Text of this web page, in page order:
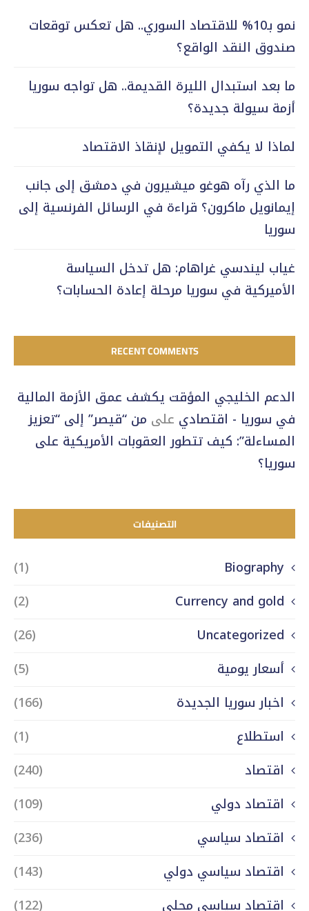
نمو بـ10% للاقتصاد السوري.. هل تعكس توقعات
صندوق النقد الواقع؟
ما بعد استبدال الليرة القديمة.. هل تواجه سوريا
أزمة سيولة جديدة؟
لماذا لا يكفي التمويل لإنقاذ الاقتصاد
ما الذي رآه هوغو ميشيرون في دمشق إلى جانب
إيمانويل ماكرون؟ قراءة في الرسائل الفرنسية إلى
سوريا
غياب ليندسي غراهام: هل تدخل السياسة
الأميركية في سوريا مرحلة إعادة الحسابات؟
RECENT COMMENTS
الدعم الخليجي المؤقت يكشف عمق الأزمة المالية
في سوريا - اقتصادي على من “قيصر” إلى “تعزيز
المساءلة”: كيف تتطور العقوبات الأمريكية على
سوريا؟
التصنيفات
Biography
(1)
Currency and gold
(2)
Uncategorized
(26)
أسعار يومية
(5)
اخبار سوريا الجديدة
(166)
استطلاع
(1)
اقتصاد
(240)
اقتصاد دولي
(109)
اقتصاد سياسي
(236)
اقتصاد سياسي دولي
(143)
اقتصاد سياسي محلي
(122)